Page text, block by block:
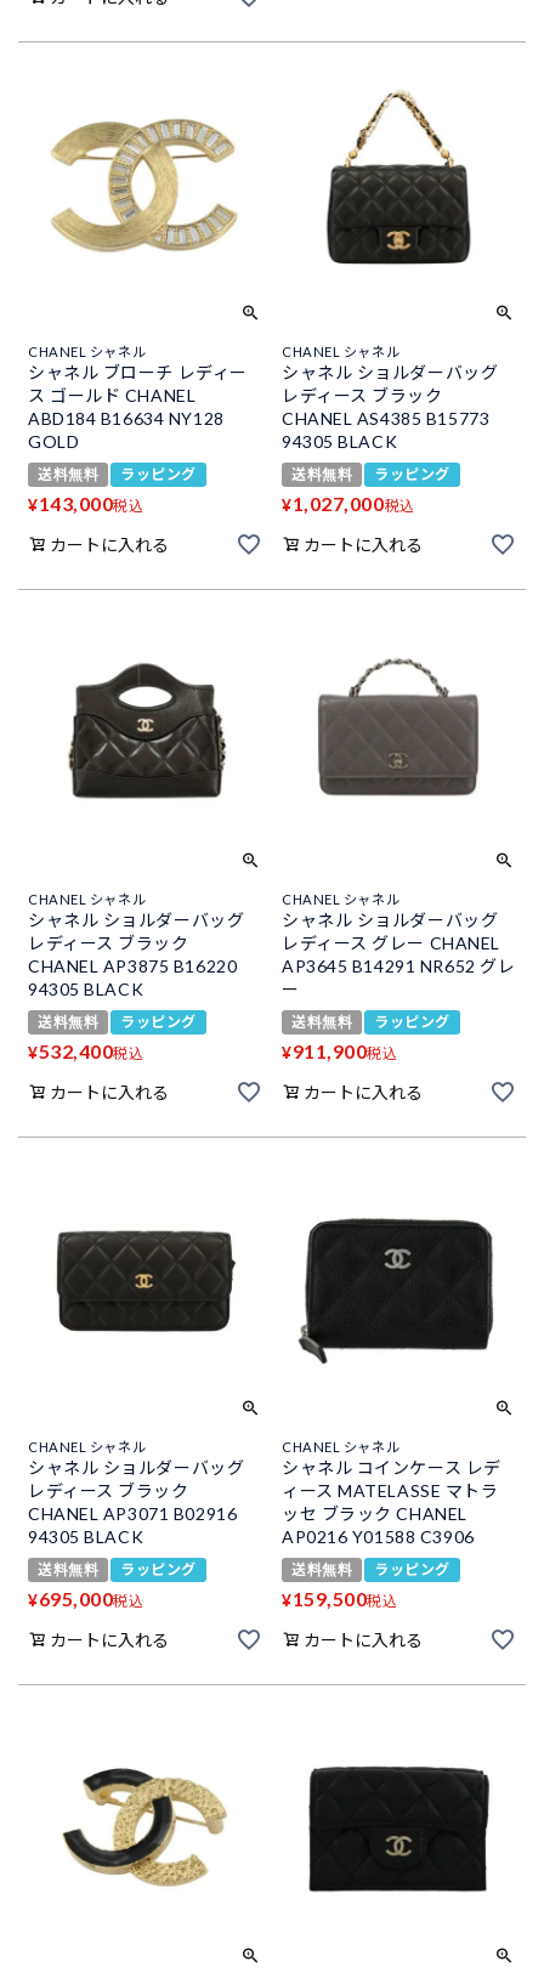
CHANEL シャネル
シャネル ブローチ レディー
ス ゴールド CHANEL
ABD184 B16634 NY128
GOLD
送料無料 ラッピング
¥143,000税込
カートに入れる
CHANEL シャネル
シャネル ショルダーバッグ
レディース ブラック
CHANEL AS4385 B15773
94305 BLACK
送料無料 ラッピング
¥1,027,000税込
カートに入れる
CHANEL シャネル
シャネル ショルダーバッグ
レディース ブラック
CHANEL AP3875 B16220
94305 BLACK
送料無料 ラッピング
¥532,400税込
カートに入れる
CHANEL シャネル
シャネル ショルダーバッグ
レディース グレー CHANEL
AP3645 B14291 NR652 グレ
ー
送料無料 ラッピング
¥911,900税込
カートに入れる
CHANEL シャネル
シャネル ショルダーバッグ
レディース ブラック
CHANEL AP3071 B02916
94305 BLACK
送料無料 ラッピング
¥695,000税込
カートに入れる
CHANEL シャネル
シャネル コインケース レデ
ィース MATELASSE マトラ
ッセ ブラック CHANEL
AP0216 Y01588 C3906
送料無料 ラッピング
¥159,500税込
カートに入れる